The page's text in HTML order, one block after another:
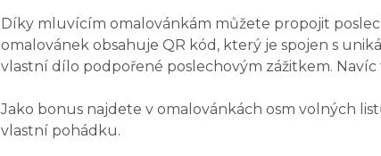
Díky mluvícím omalovánkám můžete propojit
omalovánek obsahuje QR kód, který je spojen s
vlastní dílo podpořené poslechovým zážitkem.
Jako bonus najdete v omalovánkách osm volných
vlastní pohádku.